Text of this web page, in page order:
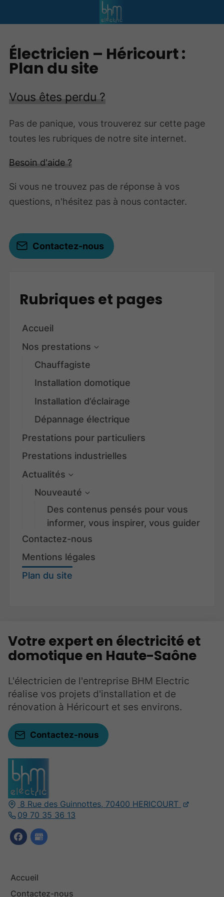
Électricien – Héricourt :
Plan du site
Vous êtes perdu ?
Pas de panique, vous trouverez sur cette page
toutes les rubriques de notre site internet.​​
Besoin d'aide ?
Si vous ne trouvez pas de réponse à vos
questions, n'hésitez pas à nous contacter.
Contactez-nous
Rubriques et pages
Accueil
Nos prestations
Chauffagiste
Installation domotique
Installation d’éclairage
Dépannage électrique
Prestations pour particuliers
Prestations industrielles
Actualités
Nouveauté
Des contenus pensés pour vous
informer, vous inspirer, vous guider
Contactez-nous
Mentions légales
Plan du site
8 Rue des Guinnottes, 70400 HERICOURT
09 70 35 36 13
Accueil
Contactez-nous
Votre expert en électricité et
domotique en Haute-Saône
L'électricien de l'entreprise BHM Electric
réalise vos projets d'installation et de
rénovation à Héricourt et ses environs.
Contactez-nous